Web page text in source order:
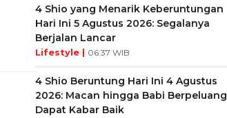
4 Shio yang Menarik Keberuntungan
Hari Ini 5 Agustus 2026: Segalanya
Berjalan Lancar
Lifestyle | 06:37 WIB
4 Shio Beruntung Hari Ini 4 Agustus
2026: Macan hingga Babi Berpeluang
Dapat Kabar Baik